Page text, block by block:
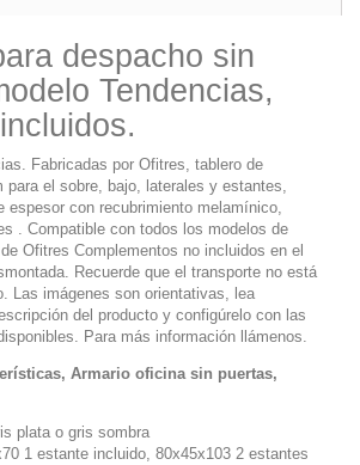
despacho sin
Tendencias,
Fabricadas por Ofitres, tablero de
para el sobre, bajo, laterales y estantes,
espesor con recubrimiento melamínico,
. Compatible con todos los modelos de
Ofitres Complementos no incluidos en el
Recuerde que el transporte no está
Las imágenes son orientativas, lea
del producto y configúrelo con las
Para más información llámenos.
Armario oficina sin puertas,
plata o gris sombra
1 estante incluido, 80x45x103 2 estantes